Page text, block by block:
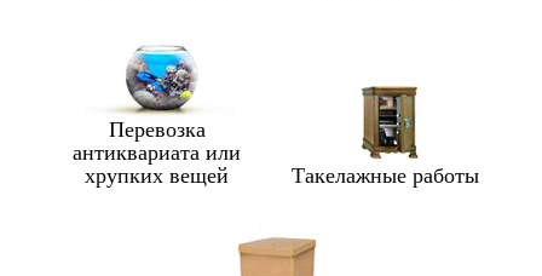
Перевозка
антиквариата или
хрупких вещей
Такелажные работы